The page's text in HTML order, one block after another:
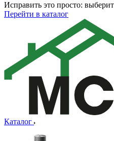
Исправить это просто:
Перейти в каталог
Каталог